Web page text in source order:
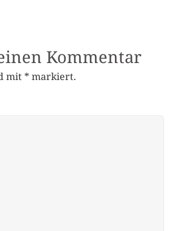
Kommentar
mit * markiert.